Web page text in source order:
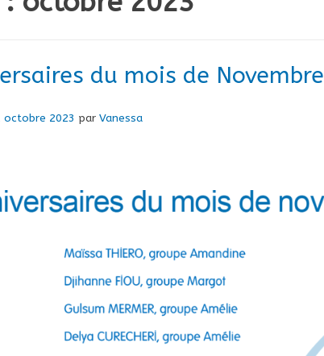
du mois de Novembre
octobre 2023 par Vanessa